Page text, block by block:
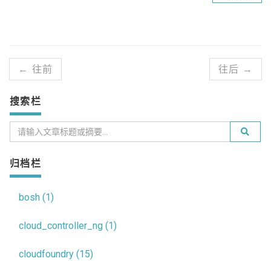
← 往前 往后 →
搜索栏
归档栏
bosh (1)
cloud_controller_ng (1)
cloudfoundry (15)